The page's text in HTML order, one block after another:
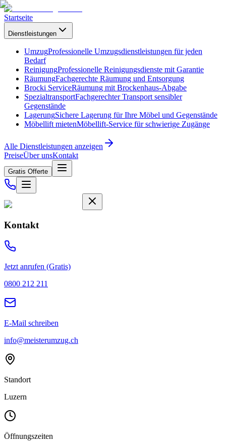
Startseite
Dienstleistungen
UmzugProfessionelle Umzugsdienstleistungen für jeden
Bedarf
ReinigungProfessionelle Reinigungsdienste mit Garantie
RäumungFachgerechte Räumung und Entsorgung
Brocki ServiceRäumung mit Brockenhaus-Abgabe
SpezialtransportFachgerechter Transport sensibler
Gegenstände
LagerungSichere Lagerung für Ihre Möbel und Gegenstände
Möbellift mietenMöbellift-Service für schwierige Zugänge
Alle Dienstleistungen anzeigen
PreiseÜber unsKontakt
Gratis Offerte
Kontakt
Jetzt anrufen (Gratis)
0800 212 211
E-Mail schreiben
info@meisterumzug.ch
Standort
Luzern
Öffnungszeiten